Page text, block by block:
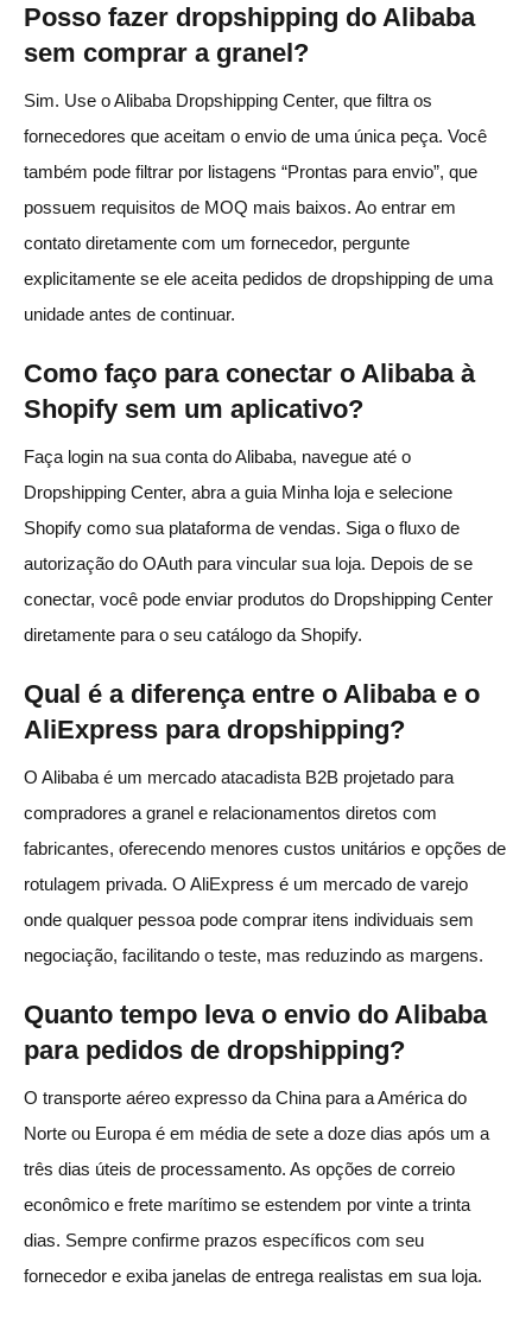
Posso fazer dropshipping do Alibaba
sem comprar a granel?
Sim. Use o Alibaba Dropshipping Center, que filtra os
fornecedores que aceitam o envio de uma única peça. Você
também pode filtrar por listagens “Prontas para envio”, que
possuem requisitos de MOQ mais baixos. Ao entrar em
contato diretamente com um fornecedor, pergunte
explicitamente se ele aceita pedidos de dropshipping de uma
unidade antes de continuar.
Como faço para conectar o Alibaba à
Shopify sem um aplicativo?
Faça login na sua conta do Alibaba, navegue até o
Dropshipping Center, abra a guia Minha loja e selecione
Shopify como sua plataforma de vendas. Siga o fluxo de
autorização do OAuth para vincular sua loja. Depois de se
conectar, você pode enviar produtos do Dropshipping Center
diretamente para o seu catálogo da Shopify.
Qual é a diferença entre o Alibaba e o
AliExpress para dropshipping?
O Alibaba é um mercado atacadista B2B projetado para
compradores a granel e relacionamentos diretos com
fabricantes, oferecendo menores custos unitários e opções de
rotulagem privada. O AliExpress é um mercado de varejo
onde qualquer pessoa pode comprar itens individuais sem
negociação, facilitando o teste, mas reduzindo as margens.
Quanto tempo leva o envio do Alibaba
para pedidos de dropshipping?
O transporte aéreo expresso da China para a América do
Norte ou Europa é em média de sete a doze dias após um a
três dias úteis de processamento. As opções de correio
econômico e frete marítimo se estendem por vinte a trinta
dias. Sempre confirme prazos específicos com seu
fornecedor e exiba janelas de entrega realistas em sua loja.